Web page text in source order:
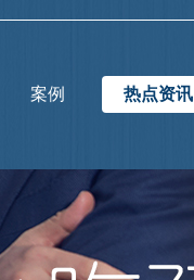
案例 热点资讯